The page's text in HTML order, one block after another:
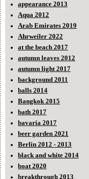
appearance 2013
Aqua 2012
Arab Emirates 2019
Ahrweiler 2022
at the beach 2017
autumn leaves 2012
autumn light 2017
background 2011
balls 2014
Bangkok 2015
bath 2017
bavaria 2017
beer garden 2021
Berlin 2012 - 2013
black and white 2014
boat 2020
breakthrough 2013